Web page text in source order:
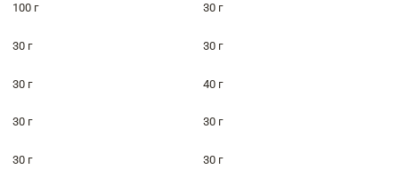
100 г 30 г
30 г 30 г
30 г 40 г
30 г 30 г
30 г 30 г